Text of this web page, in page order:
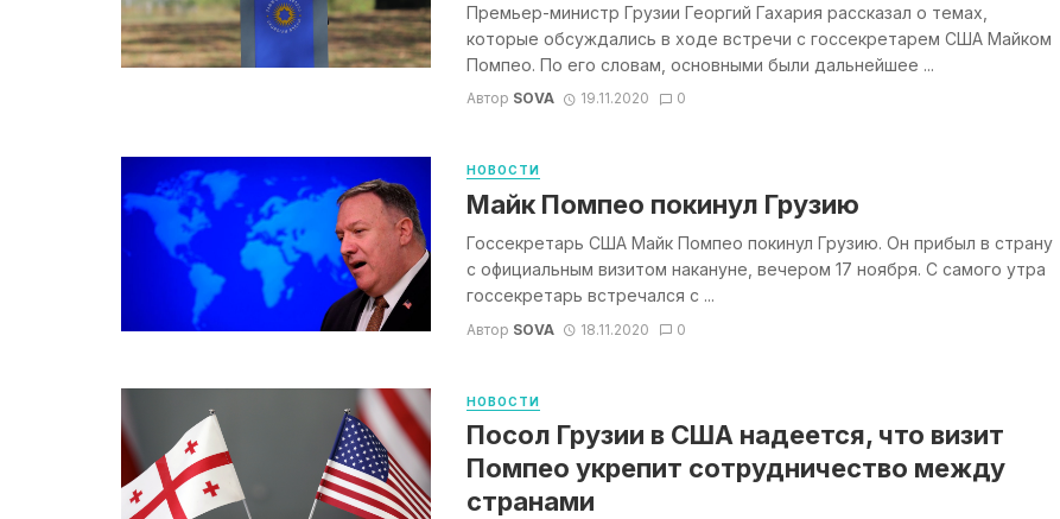
Премьер-министр Грузии Георгий Гахария рассказал о темах,
которые обсуждались в ходе встречи с госсекретарем США Майком
Помпео. По его словам, основными были дальнейшее ...
Автор SOVA 19.11.2020 0
НОВОСТИ
Майк Помпео покинул Грузию
Госсекретарь США Майк Помпео покинул Грузию. Он прибыл в страну
с официальным визитом накануне, вечером 17 ноября. С самого утра
госсекретарь встречался с ...
Автор SOVA 18.11.2020 0
НОВОСТИ
Посол Грузии в США надеется, что визит
Помпео укрепит сотрудничество между
странами